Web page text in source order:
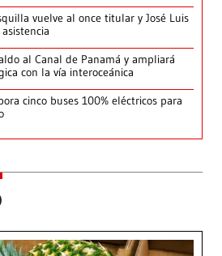
vuelve al once titular y José Luis
al Canal de Panamá y ampliará
con la vía interoceánica
cinco buses 100% eléctricos para